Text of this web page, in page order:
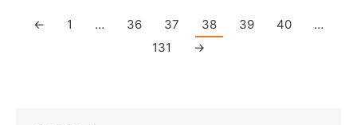
← 1 … 36 37 38 39 40
…
131
→